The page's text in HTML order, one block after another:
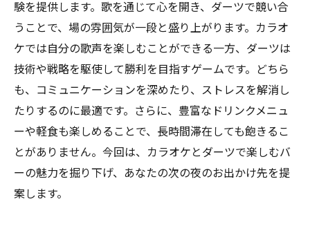
験を提供します。歌を通じて心を開き、ダーツで競い合
うことで、場の雰囲気が一段と盛り上がります。カラオ
ケでは自分の歌声を楽しむことができる一方、ダーツは
技術や戦略を駆使して勝利を目指すゲームです。どちら
も、コミュニケーションを深めたり、ストレスを解消し
たりするのに最適です。さらに、豊富なドリンクメニュ
ーや軽食も楽しめることで、長時間滞在しても飽きるこ
とがありません。今回は、カラオケとダーツで楽しむバ
ーの魅力を掘り下げ、あなたの次の夜のお出かけ先を提
案します。